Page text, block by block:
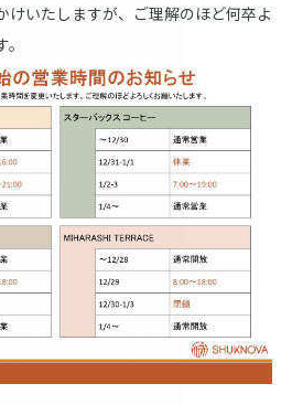
けいたしますが、ご理解のほど何卒よ